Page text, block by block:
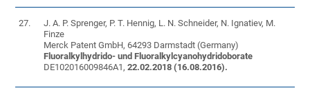
27.
J. A. P. Sprenger, P. T. Hennig, L. N. Schneider, N. Ignatiev, M.
Finze
Merck Patent GmbH, 64293 Darmstadt (Germany)
Fluoralkylhydrido- und Fluoralkylcyanohydridoborate
DE102016009846A1,22.02.2018 (16.08.2016).